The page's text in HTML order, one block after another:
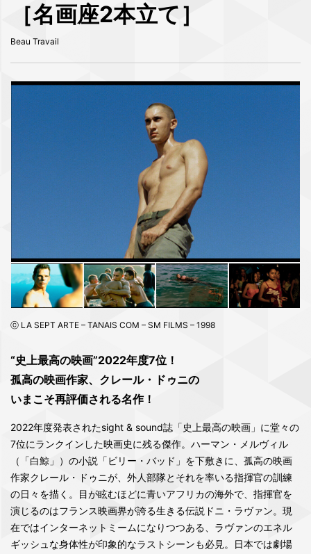
［名画座2本立て］
Beau Travail
ⓒ LA SEPT ARTE – TANAIS COM – SM FILMS – 1998
“史上最高の映画”2022年度7位！
孤高の映画作家、クレール・ドゥニの
いまこそ再評価される名作！
2022年度発表されたsight & sound誌「史上最高の映画」に堂々の
7位にランクインした映画史に残る傑作。ハーマン・メルヴィル
（「白鯨」）の小説「ビリー・バッド」を下敷きに、孤高の映画
作家クレール・ドゥニが、外人部隊とそれを率いる指揮官の訓練
の日々を描く。目が眩むほどに青いアフリカの海外で、指揮官を
演じるのはフランス映画界が誇る生きる伝説ドニ・ラヴァン。現
在ではインターネットミームになりつつある、ラヴァンのエネル
ギッシュな身体性が印象的なラストシーンも必見。日本では劇場